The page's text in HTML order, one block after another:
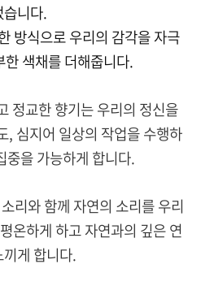
습니다.
방식으로 우리의 감각을 자극
색채를 더해줍니다.
정교한 향기는 우리의 정신을
, 심지어 일상의 작업을 수행하
중을 가능하게 합니다.
리와 함께 자연의 소리를 우리
온하게 하고 자연과의 깊은 연
게 합니다.